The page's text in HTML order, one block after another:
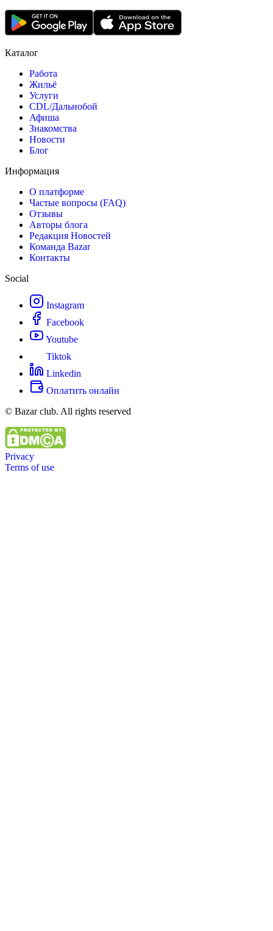
Каталог
Работа
Жильё
Услуги
CDL/Дальнобой
Афиша
Знакомства
Новости
Блог
Информация
О платформе
Частые вопросы (FAQ)
Отзывы
Авторы блога
Редакция Новостей
Команда Bazar
Контакты
Social
Instagram
Facebook
Youtube
Tiktok
Linkedin
Оплатить онлайн
© Bazar club. All rights reserved
Privacy
Terms of use